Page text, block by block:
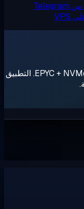
RouterOS Cloud Hosted Router على EPYC + NVMe. التطبيق